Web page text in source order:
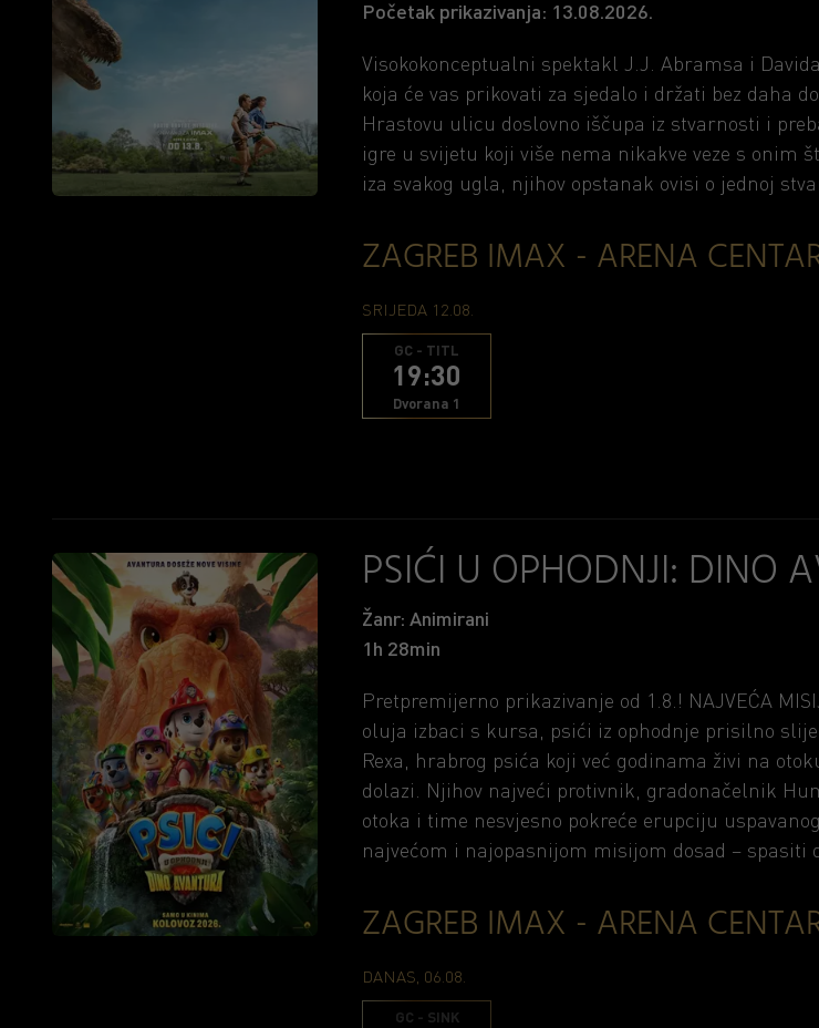
Početak prikazivanja: 13.08.2026.
Visokokonceptualni spektakl J.J. Abramsa i
koja će vas prikovati za sjedalo i držati bez daha
Hrastovu ulicu doslovno iščupa iz stvarnosti i
igre u svijetu koji više nema nikakve veze s onim
iza svakog ugla, njihov opstanak ovisi o jednoj
ZAGREB IMAX - ARENA
SRIJEDA 12.08.
GC - TITL
19:30
Dvorana 1
PSIĆI U OPHODNJI: DINO
Žanr: Animirani
1h 28min
Pretpremijerno prikazivanje od 1.8.! NAJVEĆA
oluja izbaci s kursa, psići iz ophodnje prisilno
Rexa, hrabrog psića koji već godinama živi na
dolazi. Njihov najveći protivnik, gradonačelnik
otoka i time nesvjesno pokreće erupciju
najvećom i najopasnijom misijom dosad – spasiti
ZAGREB IMAX - ARENA
DANAS, 06.08.
GC - SINK